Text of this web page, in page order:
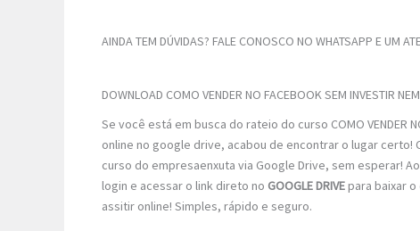
AINDA TEM DÚVIDAS? FALE CONOSCO NO WHATSAPP E UM
DOWNLOAD COMO VENDER NO FACEBOOK SEM INVESTIR
Se você está em busca do rateio do curso COMO VENDER
online no google drive, acabou de encontrar o lugar certo!
curso do empresaenxuta via Google Drive, sem esperar!
login e acessar o link direto no GOOGLE DRIVEpara baixar o
assitir online! Simples, rápido e seguro.